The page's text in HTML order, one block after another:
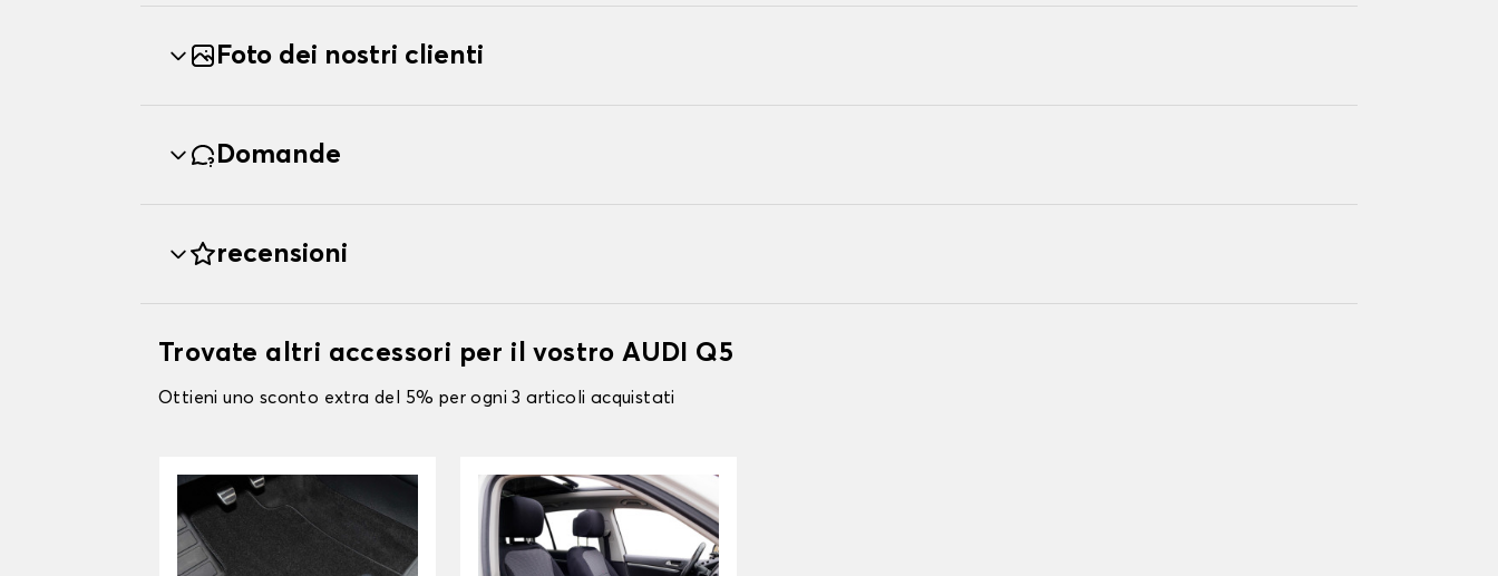
Foto dei nostri clienti
Domande
recensioni
Trovate altri accessori per il vostro AUDI Q5
Ottieni uno sconto extra del 5% per ogni 3 articoli acquistati